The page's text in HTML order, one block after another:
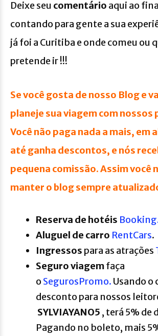
Deixe seu comentário aqui ao
contando para gente a sua
já foi a Curitiba e onde comeu ou
pretende ir !!!
Se você gosta de nosso Blog e
planeje sua viagem com nossos
Você não paga nada a mais, em
até ganha descontos, e nós
pequena comissão. Assim você
manter o blog sempre
Reserva de hotéis
Aluguel de carro RentCars.
Ingressos para as atrações
Seguro viagemfaça
o SegurosPromo. Usando o
desconto para nossos
SYLVIAYANO5 , terá 5% de
Pagando no boleto, mais